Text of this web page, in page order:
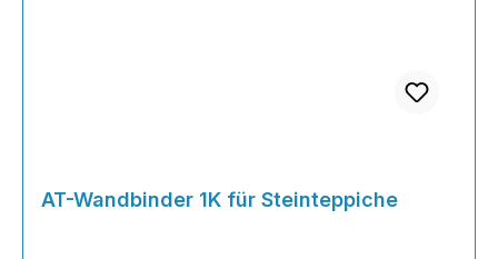
AT-Wandbinder 1K für Steinteppiche